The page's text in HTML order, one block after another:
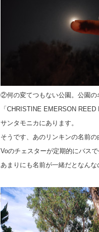
②何の変てつもない公園。公園の
「CHRISTINE EMERSON
サンタモニカにあります。
そうです、あのリンキンの名前の
Voのチェスターが定期的にバス
あまりにも名前が一緒だとなんな